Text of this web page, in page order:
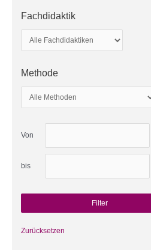
Fachdidaktik
Methode
Von
bis
Zurücksetzen